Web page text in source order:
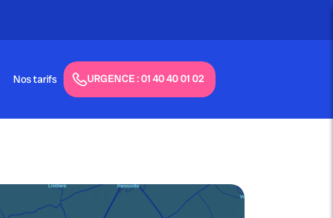
Nos tarifs URGENCE : 01 40 40 01 02